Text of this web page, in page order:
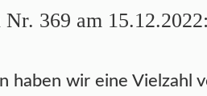
369 am 15.12.2022:
haben wir eine